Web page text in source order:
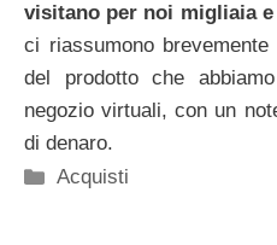
visitano per noi migliaia
ci riassumono
del prodotto che
negozio virtuali, con un
di denaro.
Categorie
Acquisti